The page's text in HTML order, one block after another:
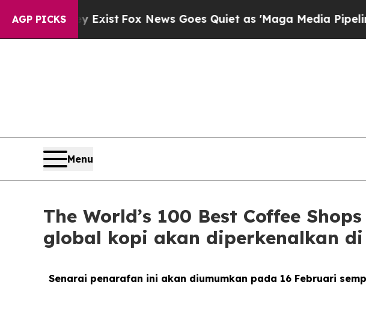
AGP PICKS
ExistFox News Goes Quiet as 'Maga Media Pipeline'
Menu
The World’s 100 Best Coffee
global kopi akan diperkenalkan
Senarai penarafan ini akan diumumkan pada 16 Februari